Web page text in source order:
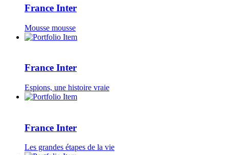
France Inter
Mousse mousse
France Inter
Espions, une histoire vraie
France Inter
Les grandes étapes de la vie